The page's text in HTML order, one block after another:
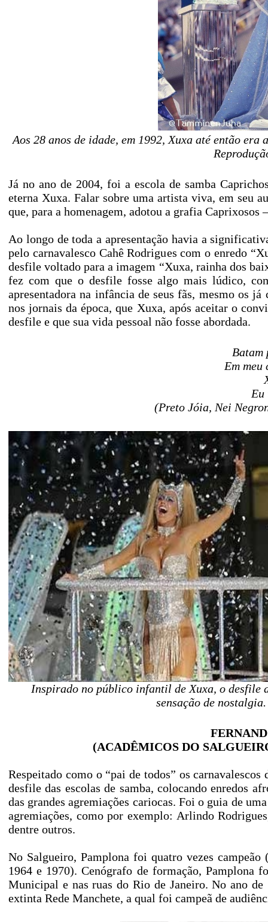
Aos 28 anos de idade, em 1992, Xuxa até então
Já no ano de 2004, foi a escola de samba
eterna Xuxa. Falar sobre uma artista viva, em seu
que, para a homenagem, adotou a grafia Caprixosos
Ao longo de toda a apresentação havia a
pelo carnavalesco Cahê Rodrigues com o enredo
desfile voltado para a imagem “Xuxa, rainha dos
fez com que o desfile fosse algo mais lúdico,
apresentadora na infância de seus fãs, mesmo os
nos jornais da época, que Xuxa, após aceitar o
desfile e que sua vida pessoal não fosse abordada.
Batam
Em meu
Eu
(Preto Jóia, Nei
Inspirado no público infantil de Xuxa, o desfile
sensação de
(ACADÊMICOS DO
Respeitado como o “pai de todos” os
desfile das escolas de samba, colocando enredos
das grandes agremiações cariocas. Foi o guia de
agremiações, como por exemplo: Arlindo
dentre outros.
No Salgueiro, Pamplona foi quatro vezes
1964 e 1970). Cenógrafo de formação, Pamplona
Municipal e nas ruas do Rio de Janeiro. No ano
extinta Rede Manchete, a qual foi campeã de